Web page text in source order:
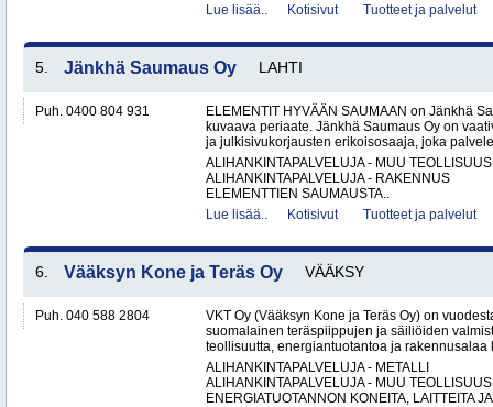
Lue lisää..
Kotisivut Tuotteet ja palvelut
5. Jänkhä Saumaus Oy LAHTI
Puh. 0400 804 931
ELEMENTIT HYVÄÄN SAUMAAN on Jänkhä
kuvaava periaate. Jänkhä Saumaus Oy on
ja julkisivukorjausten erikoisosaaja, joka
ALIHANKINTAPALVELUJA - MUU TEOLLISUUS
ALIHANKINTAPALVELUJA - RAKENNUS
ELEMENTTIEN SAUMAUSTA..
Lue lisää..
Kotisivut Tuotteet ja palvelut
6. Vääksyn Kone ja Teräs Oy VÄÄKSY
Puh. 040 588 2804
VKT Oy (Vääksyn Kone ja Teräs Oy) on
suomalainen teräspiippujen ja säiliöiden
teollisuutta, energiantuotantoa ja rakennusalaa
ALIHANKINTAPALVELUJA - METALLI
ALIHANKINTAPALVELUJA - MUU TEOLLISUUS
ENERGIATUOTANNON KONEITA, LAITTEITA